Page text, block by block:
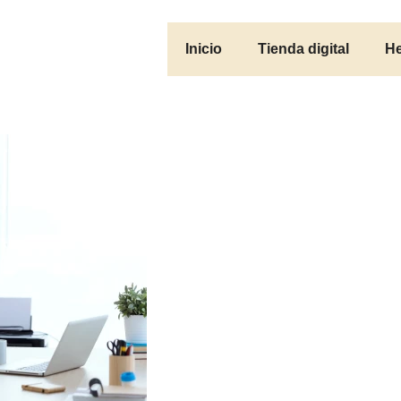
Inicio Tienda digital